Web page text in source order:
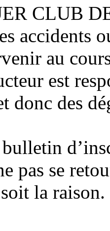
CLUB
accidents
au
est
donc des
pas se
la raison.